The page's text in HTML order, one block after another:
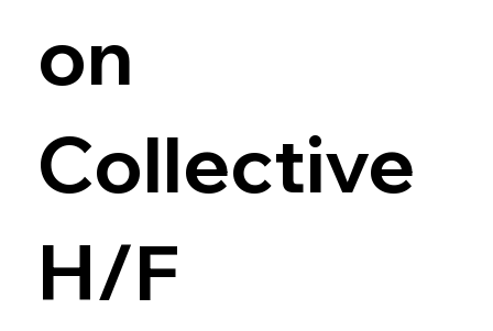
on
Collective
H/F